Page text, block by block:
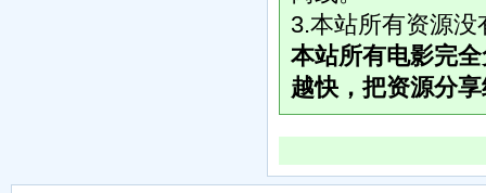
3.本站所有资源
本站所有电影完
越快，把资源分